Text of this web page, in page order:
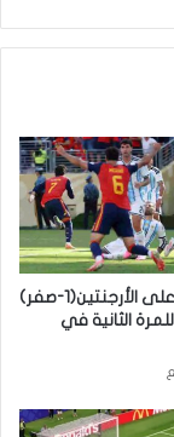
إسبانيا تفوز على الأرجنتين(1-صفر)
الثانية في